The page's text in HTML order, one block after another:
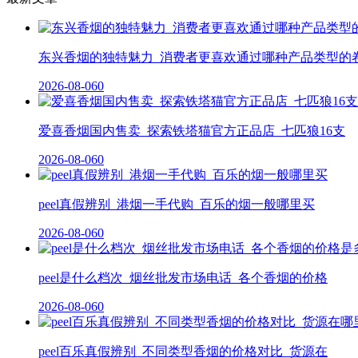
东兴香烟的独特魅力_消费者更喜欢通过哪种产品类型的
2026-08-060
爱喜香烟国内售卖_探索铁塔猫官方正品店_七匹狼16支
2026-08-060
peel真假辨别_港烟一手代购_百乐的烟一般哪里买
2026-08-060
peel是什么档次_烟丝批发市场电话_各个香烟的价格
2026-08-060
peel百乐真假辨别_不同类型香烟的价格对比_货源在